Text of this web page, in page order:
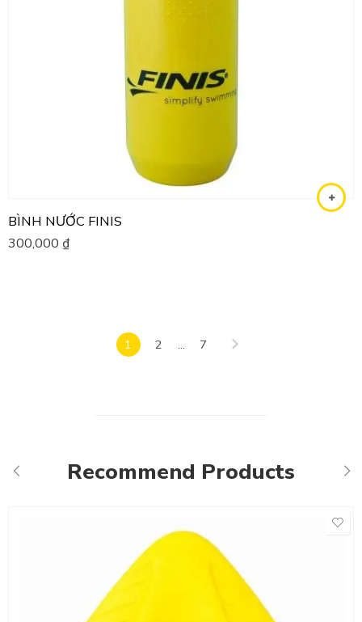
BÌNH NƯỚC FINIS
300,000 ₫
1 2 ... 7
Recommend Products